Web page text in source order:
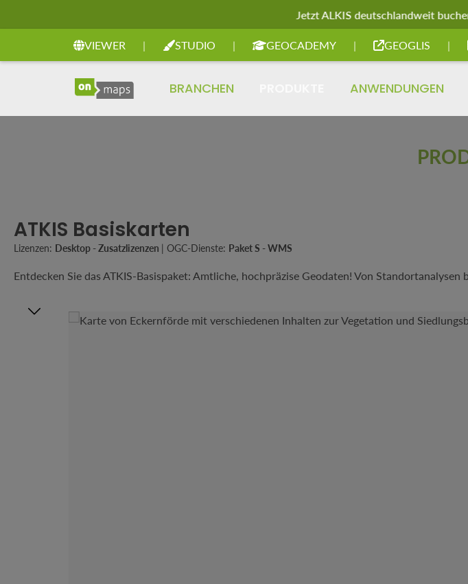
Jetzt ALKIS deutschlandweit
VIEWER | STUDIO | GEOCADEMY | GEOGLIS |
BRANCHEN ANWENDUNGEN
ATKIS Basiskarten
Lizenzen: Desktop - Zusatzlizenzen | OGC-Dienste: Paket S - WMS
Entdecken Sie das ATKIS-Basispaket: Amtliche, hochpräzise Geodaten! Von
Bildergalerie überspringen